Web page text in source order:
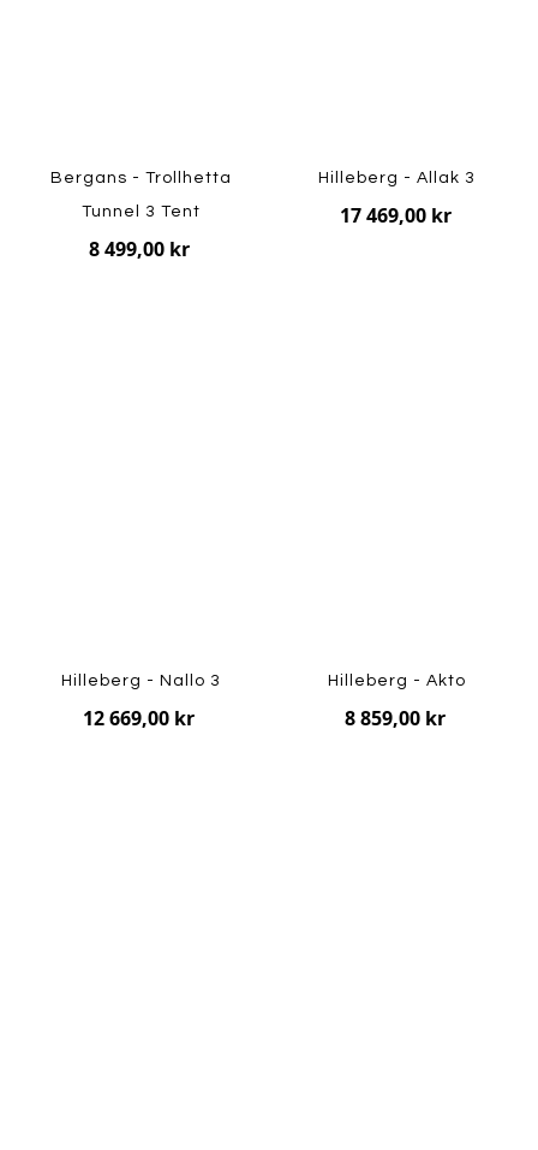
Bergans - Trollhetta
Tunnel 3 Tent
8 499,00 kr
Hilleberg - Allak 3
17 469,00 kr
Hilleberg - Nallo 3
12 669,00 kr
Hilleberg - Akto
8 859,00 kr